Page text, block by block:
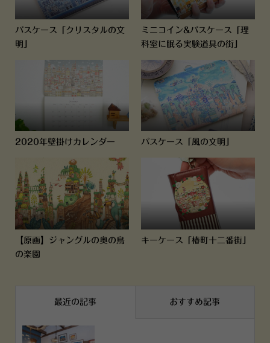
パスケース「クリスタルの文
明」
ミニコイン&パスケース「理
科室に眠る実験道具の街」
2020年壁掛けカレンダー パスケース「風の文明」
【原画】ジャングルの奥の鳥
の楽園
キーケース「椿町十二番街」
最近の記事 おすすめ記事